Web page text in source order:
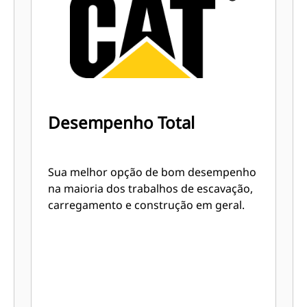
Desempenho Total
Sua melhor opção de bom desempenho
na maioria dos trabalhos de escavação,
carregamento e construção em geral.